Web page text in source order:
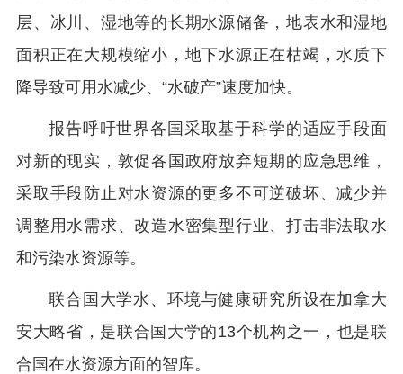
层、冰川、湿地等的长期水源储备，地表水和湿地
面积正在大规模缩小，地下水源正在枯竭，水质下
降导致可用水减少、“水破产”速度加快。
报告呼吁世界各国采取基于科学的适应手段面
对新的现实，敦促各国政府放弃短期的应急思维，
采取手段防止对水资源的更多不可逆破坏、减少并
调整用水需求、改造水密集型行业、打击非法取水
和污染水资源等。
联合国大学水、环境与健康研究所设在加拿大
安大略省，是联合国大学的13个机构之一，也是联
合国在水资源方面的智库。